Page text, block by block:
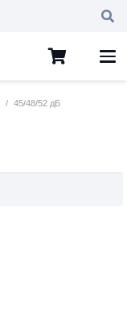
/ 45/48/52 дБ